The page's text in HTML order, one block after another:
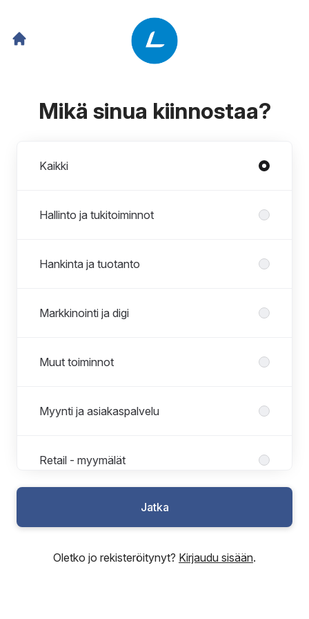
Mikä sinua kiinnostaa?
Kaikki
Hallinto ja tukitoiminnot
Hankinta ja tuotanto
Markkinointi ja digi
Muut toiminnot
Myynti ja asiakaspalvelu
Retail - myymälät
Tuotekehitys ja suunnittelu
Valikoimat ja brändit
Jatka
Oletko jo rekisteröitynyt? Kirjaudu sisään.